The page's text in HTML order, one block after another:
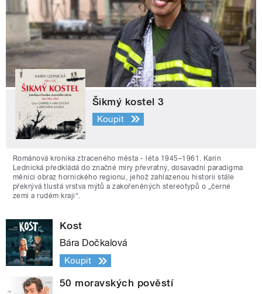
Šikmý kostel 3
Koupit
Románová kronika ztraceného města - léta 1945–1961. Karin
Lednická předkládá do značné míry převratný, dosavadní paradigma
měnící obraz hornického regionu, jehož zahlazenou historii stále
překrývá tlustá vrstva mýtů a zakořeněných stereotypů o „černé
zemi a rudém kraji“.
Kost
Bára Dočkalová
Koupit
50 moravských pověstí